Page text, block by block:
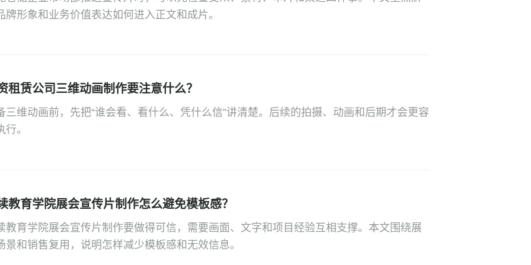
牌形象和业务价值表达如何进入正文和成片。
租赁公司三维动画制作要注意什么？
三维动画前，先把“谁会看、看什么、凭什么信”讲清楚。后续的拍摄、动画和后期才会更容
行。
教育学院展会宣传片制作怎么避免模板感？
教育学院展会宣传片制作要做得可信，需要画面、文字和项目经验互相支撑。本文围绕展
景和销售复用，说明怎样减少模板感和无效信息。